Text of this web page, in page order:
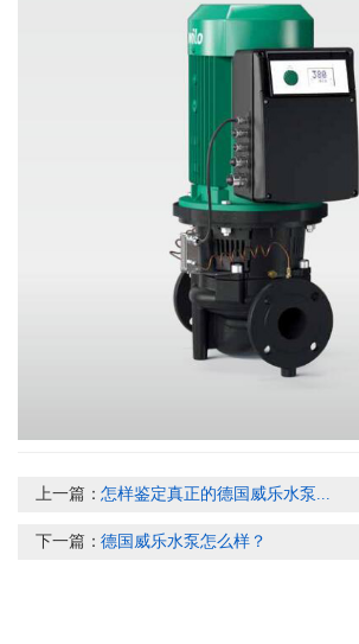
上一篇：怎样鉴定真正的德国威乐水泵...
下一篇：德国威乐水泵怎么样？